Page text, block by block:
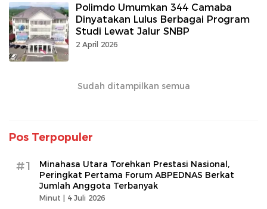
Polimdo Umumkan 344 Camaba
Dinyatakan Lulus Berbagai Program
Studi Lewat Jalur SNBP
2 April 2026
Sudah ditampilkan semua
Pos Terpopuler
#1
Minahasa Utara Torehkan Prestasi Nasional,
Peringkat Pertama Forum ABPEDNAS Berkat
Jumlah Anggota Terbanyak
Minut | 4 Juli 2026